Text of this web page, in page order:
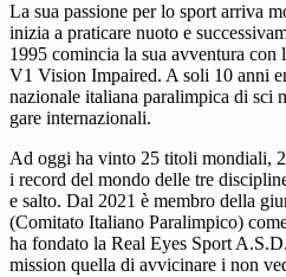
La sua passione per lo sport arriva
inizia a praticare nuoto e
1995 comincia la sua avventura con
V1 Vision Impaired. A soli 10 anni
nazionale italiana paralimpica di sci
gare internazionali.
Ad oggi ha vinto 25 titoli mondiali,
i record del mondo delle tre
e salto. Dal 2021 è membro della
(Comitato Italiano Paralimpico)
ha fondato la Real Eyes Sport
mission quella di avvicinare i non